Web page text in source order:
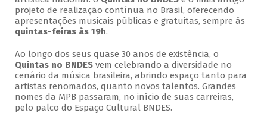
projeto de realização contínua no Brasil, oferecendo
apresentações musicais públicas e gratuitas, sempre às
quintas-feiras às 19h.
Ao longo dos seus quase 30 anos de existência, o
Quintas no BNDESvem celebrando a diversidade no
cenário da música brasileira, abrindo espaço tanto para
artistas renomados, quanto novos talentos. Grandes
nomes da MPB passaram, no início de suas carreiras,
pelo palco do Espaço Cultural BNDES.